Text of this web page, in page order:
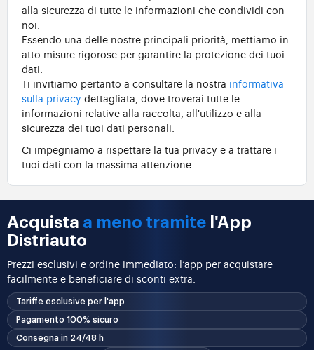
alla sicurezza di tutte le informazioni che condividi con
noi.
Essendo una delle nostre principali priorità, mettiamo in
atto misure rigorose per garantire la protezione dei tuoi
dati.
Ti invitiamo pertanto a consultare la nostra informativa
sulla privacy dettagliata, dove troverai tutte le
informazioni relative alla raccolta, all'utilizzo e alla
sicurezza dei tuoi dati personali.
Ci impegniamo a rispettare la tua privacy e a trattare i
tuoi dati con la massima attenzione.
Acquista a meno tramite l'App
Distriauto
Prezzi esclusivi e ordine immediato: l’app per acquistare
facilmente e beneficiare di sconti extra.
Tariffe esclusive per l'app
Pagamento 100% sicuro
Consegna in 24/48 h